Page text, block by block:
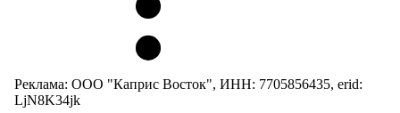
Реклама: ООО "Каприс Восток", ИНН: 7705856435, erid:
LjN8K34jk